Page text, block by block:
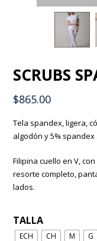
SCRUBS
$865.00
Tela spandex, ligera,
algodón y 5% spandex .
Filipina cuello en V,
resorte completo,
lados.
TALLA
ECH CH M G